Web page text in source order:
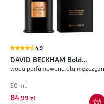
4,9
DAVID BECKHAM
Bold
Instinct
woda perfumowana dla mężczyzn
50 ml
84,99 zł